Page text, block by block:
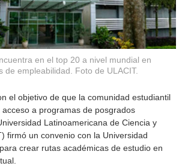
en el top 20 a nivel mundial en
de empleabilidad. Foto de ULACIT.
el objetivo de que la comunidad estudiantil
a programas de posgrados
Latinoamericana de Ciencia y
firmó un convenio con la Universidad
crear rutas académicas de estudio en